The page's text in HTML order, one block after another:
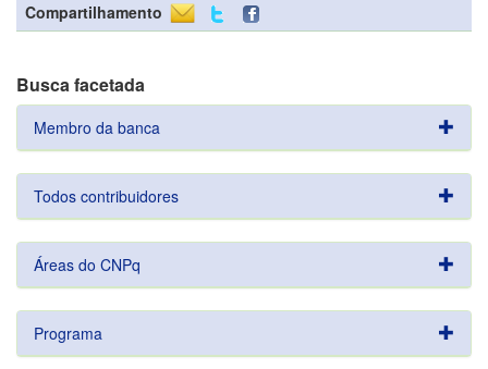
Compartilhamento
Busca facetada
Membro da banca
Todos contribuidores
Áreas do CNPq
Programa